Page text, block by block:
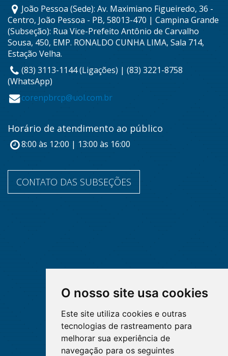
O nosso site usa cookies
Este site utiliza cookies e outras
tecnologias de rastreamento para
melhorar sua experiência de
navegação para os seguintes
João Pessoa (Sede): Av. Maximiano Figueiredo, 36 -
Centro, João Pessoa - PB, 58013-470 | Campina Grande
(Subseção): Rua Vice-Prefeito Antônio de Carvalho
Sousa, 450, EMP. RONALDO CUNHA LIMA, Sala 714,
Estação Velha.
(83) 3113-1144 (Ligações) | (83) 3221-8758
(WhatsApp)
corenpbrcp@uol.com.br
Horário de atendimento ao público
8:00 às 12:00 | 13:00 às 16:00
CONTATO DAS SUBSEÇÕES